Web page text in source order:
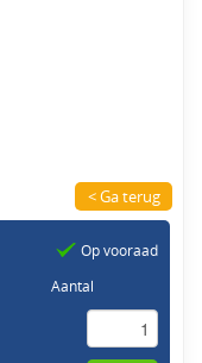
< Ga terug
Op vooraad
Aantal